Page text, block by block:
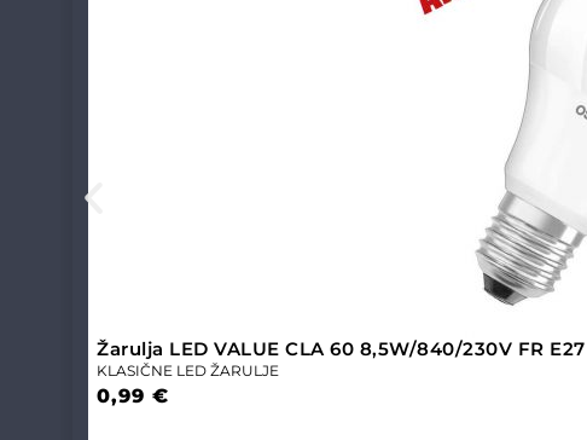
Žarulja LED VALUE CLA 60 8,5W/840/230V FR E27
KLASIČNE LED ŽARULJE
0,99€